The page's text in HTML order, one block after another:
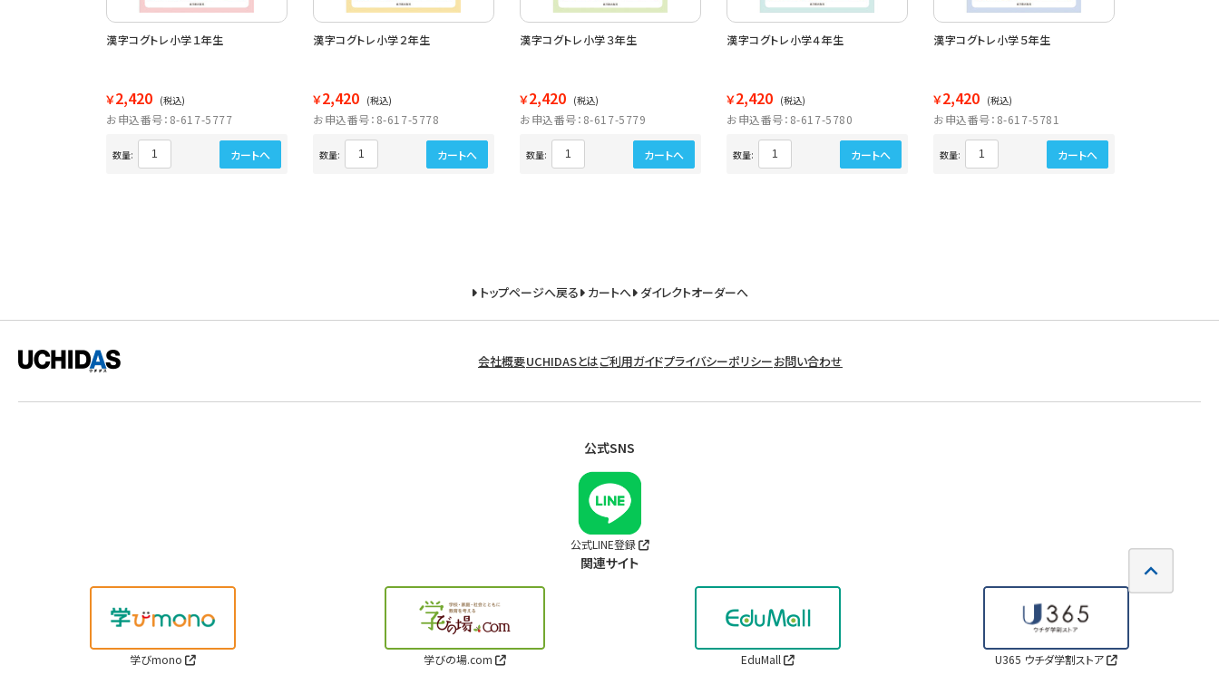
漢字コグトレ小学１年生
￥2,420 (税込)
お申込番号：8-617-5777
数量: カートへ
漢字コグトレ小学２年生
￥2,420 (税込)
お申込番号：8-617-5778
数量: カートへ
漢字コグトレ小学３年生
￥2,420 (税込)
お申込番号：8-617-5779
数量: カートへ
漢字コグトレ小学４年生
￥2,420 (税込)
お申込番号：8-617-5780
数量: カートへ
漢字コグトレ小学５年生
￥2,420 (税込)
お申込番号：8-617-5781
数量: カートへ
トップページへ戻る カートへ ダイレクトオーダーへ
会社概要UCHIDASとはご利用ガイドプライバシーポリシーお問い合わせ
公式SNS
公式LINE登録
関連サイト
学びmono 学びの場.com EduMall U365 ウチダ学割ストア